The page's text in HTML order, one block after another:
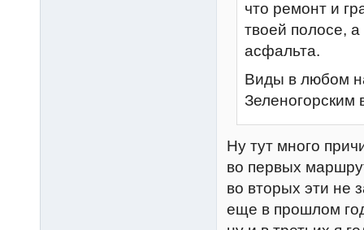
что ремонт и
твоей полосе,
асфальта.
Виды в любом
Зеленогорским
Ну тут много
во первых
во вторых эти не
еще в прошлом